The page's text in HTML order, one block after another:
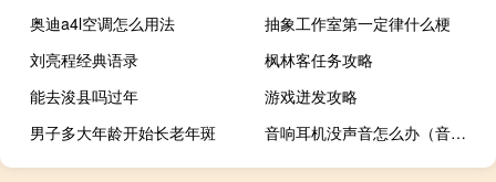
奥迪a4l空调怎么用法
抽象工作室第一定律什么梗
刘亮程经典语录
枫林客任务攻略
能去浚县吗过年
游戏迸发攻略
男子多大年龄开始长老年斑
音响耳机没声音怎么办（音响耳机没声音）
“倚遍斜晖”的出处是哪里